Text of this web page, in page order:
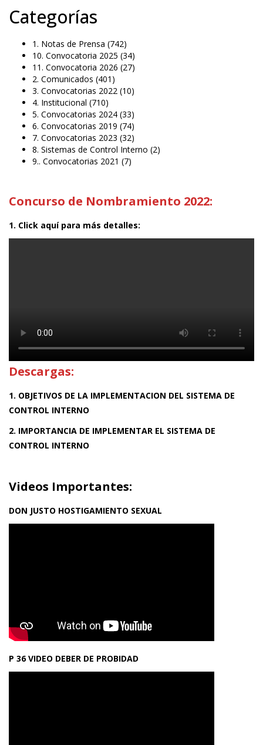
Categorías
1. Notas de Prensa (742)
10. Convocatoria 2025 (34)
11. Convocatoria 2026 (27)
2. Comunicados (401)
3. Convocatorias 2022 (10)
4. Institucional (710)
5. Convocatorias 2024 (33)
6. Convocatorias 2019 (74)
7. Convocatorias 2023 (32)
8. Sistemas de Control Interno (2)
9.. Convocatorias 2021 (7)
Concurso de Nombramiento 2022:
1. Click aquí para más detalles:
Descargas:
1. OBJETIVOS DE LA IMPLEMENTACION DEL SISTEMA DE
CONTROL INTERNO
2. IMPORTANCIA DE IMPLEMENTAR EL SISTEMA DE
CONTROL INTERNO
Videos Importantes:
DON JUSTO HOSTIGAMIENTO SEXUAL
P 36 VIDEO DEBER DE PROBIDAD